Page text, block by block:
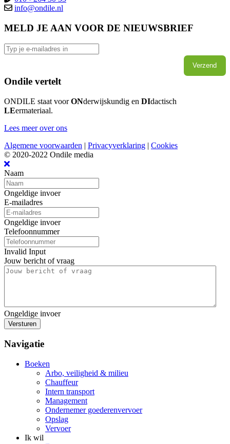
MELD JE AAN VOOR DE NIEUWSBRIEF
Verzend
Ondile vertelt
ONDILE staat voorONderwijskundig en DIdactisch
LEermateriaal.
Lees meer over ons
Algemene voorwaarden | Privacyverklaring | Cookies
© 2020-2022 Ondile media
Naam
Ongeldige invoer
E-mailadres
Ongeldige invoer
Telefoonnummer
Invalid Input
Jouw bericht of vraag
Ongeldige invoer
Versturen
Navigatie
Boeken
Arbo, veiligheid & milieu
Chauffeur
Intern transport
Management
Ondernemer goederenvervoer
Opslag
Vervoer
Ik wil